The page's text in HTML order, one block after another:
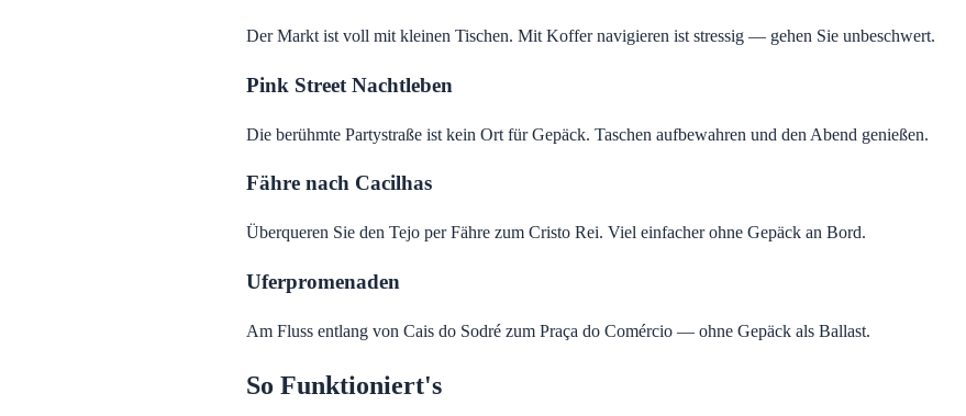
Der Markt ist voll mit kleinen Tischen. Mit Koffer navigieren ist stressig — gehen Sie unbeschwert.
Pink Street Nachtleben
Die berühmte Partystraße ist kein Ort für Gepäck. Taschen aufbewahren und den Abend genießen.
Fähre nach Cacilhas
Überqueren Sie den Tejo per Fähre zum Cristo Rei. Viel einfacher ohne Gepäck an Bord.
Uferpromenaden
Am Fluss entlang von Cais do Sodré zum Praça do Comércio — ohne Gepäck als Ballast.
So Funktioniert's